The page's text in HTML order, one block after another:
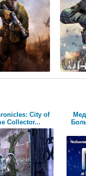
City of
Collector...